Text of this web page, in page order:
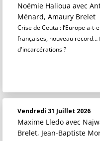
Noémie Halioua avec
Ménard, Amaury Brelet
Crise de Ceuta : l’Europe a-
françaises, nouveau record…
d'incarcérations ?
Vendredi 31 Juillet 2026
Maxime Lledo avec
Brelet, Jean-Baptiste